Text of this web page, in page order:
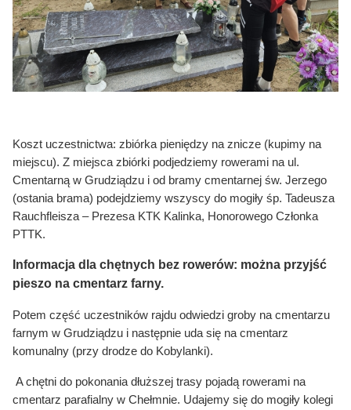
Koszt uczestnictwa: zbiórka pieniędzy na znicze (kupimy na
miejscu). Z miejsca zbiórki podjedziemy rowerami na ul.
Cmentarną w Grudziądzu i od bramy cmentarnej św. Jerzego
(ostania brama) podejdziemy wszyscy do mogiły śp. Tadeusza
Rauchfleisza – Prezesa KTK Kalinka, Honorowego Członka
PTTK.
Informacja dla chętnych bez rowerów: można przyjść
pieszo na cmentarz farny.
Potem część uczestników rajdu odwiedzi groby na cmentarzu
farnym w Grudziądzu i następnie uda się na cmentarz
komunalny (przy drodze do Kobylanki).
A chętni do pokonania dłuższej trasy pojadą rowerami na
cmentarz parafialny w Chełmnie. Udajemy się do mogiły kolegi